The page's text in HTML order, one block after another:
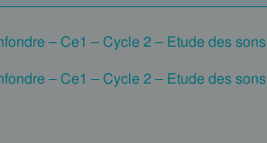
– Ce1 – Cycle 2 – Etude des sons
– Ce1 – Cycle 2 – Etude des sons